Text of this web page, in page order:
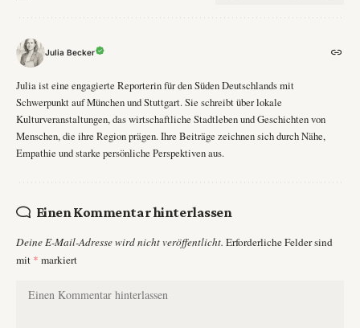
Julia Becker
Julia ist eine engagierte Reporterin für den Süden Deutschlands mit
Schwerpunkt auf München und Stuttgart. Sie schreibt über lokale
Kulturveranstaltungen, das wirtschaftliche Stadtleben und Geschichten von
Menschen, die ihre Region prägen. Ihre Beiträge zeichnen sich durch Nähe,
Empathie und starke persönliche Perspektiven aus.
Einen Kommentar hinterlassen
Deine E-Mail-Adresse wird nicht veröffentlicht. Erforderliche Felder sind
mit * markiert